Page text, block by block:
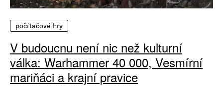
počítačové hry
V budoucnu není nic než kulturní
válka: Warhammer 40 000, Vesmírní
mariňáci a krajní pravice